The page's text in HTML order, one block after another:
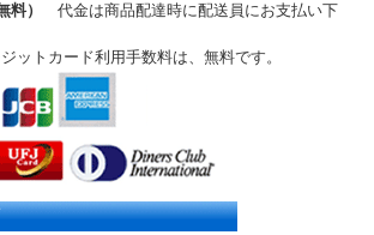
料） 代金は商品配達時に配送員にお支払い下
ットカード利用手数料は、無料です。